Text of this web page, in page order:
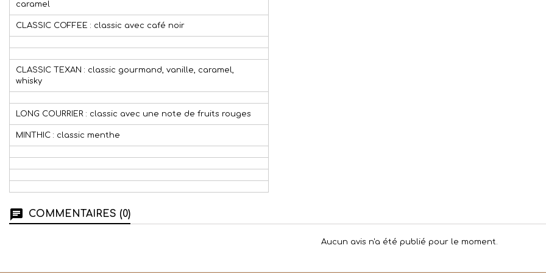
caramel
CLASSIC COFFEE : classic avec café noir
CLASSIC TEXAN : classic gourmand, vanille, caramel,
whisky
LONG COURRIER : classic avec une note de fruits rouges
MINTHIC : classic menthe
COMMENTAIRES (0)
Aucun avis n'a été publié pour le moment.